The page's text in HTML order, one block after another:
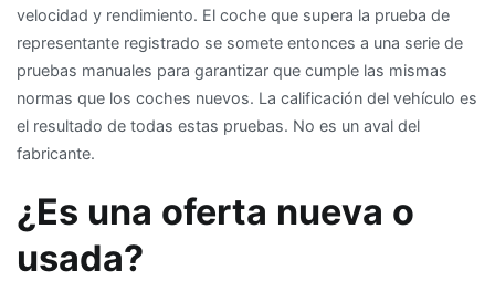
velocidad y rendimiento. El coche que supera la prueba de
representante registrado se somete entonces a una serie de
pruebas manuales para garantizar que cumple las mismas
normas que los coches nuevos. La calificación del vehículo es
el resultado de todas estas pruebas. No es un aval del
fabricante.
¿Es una oferta nueva o
usada?